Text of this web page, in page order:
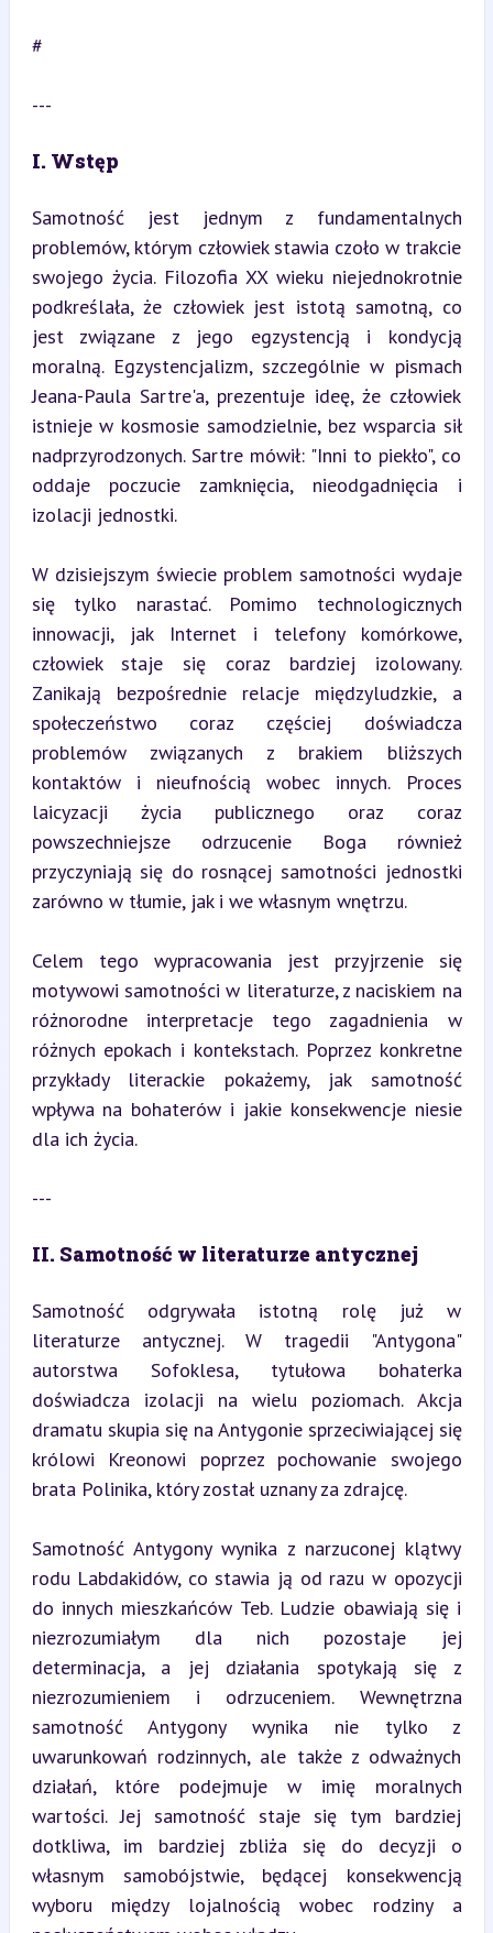
#
---
I. Wstęp
Samotność jest jednym z fundamentalnych
problemów, którym człowiek stawia czoło w trakcie
swojego życia. Filozofia XX wieku niejednokrotnie
podkreślała, że człowiek jest istotą samotną, co
jest związane z jego egzystencją i kondycją
moralną. Egzystencjalizm, szczególnie w pismach
Jeana-Paula Sartre'a, prezentuje ideę, że człowiek
istnieje w kosmosie samodzielnie, bez wsparcia sił
nadprzyrodzonych. Sartre mówił: "Inni to piekło", co
oddaje poczucie zamknięcia, nieodgadnięcia i
izolacji jednostki.
W dzisiejszym świecie problem samotności wydaje
się tylko narastać. Pomimo technologicznych
innowacji, jak Internet i telefony komórkowe,
człowiek staje się coraz bardziej izolowany.
Zanikają bezpośrednie relacje międzyludzkie, a
społeczeństwo coraz częściej doświadcza
problemów związanych z brakiem bliższych
kontaktów i nieufnością wobec innych. Proces
laicyzacji życia publicznego oraz coraz
powszechniejsze odrzucenie Boga również
przyczyniają się do rosnącej samotności jednostki
zarówno w tłumie, jak i we własnym wnętrzu.
Celem tego wypracowania jest przyjrzenie się
motywowi samotności w literaturze, z naciskiem na
różnorodne interpretacje tego zagadnienia w
różnych epokach i kontekstach. Poprzez konkretne
przykłady literackie pokażemy, jak samotność
wpływa na bohaterów i jakie konsekwencje niesie
dla ich życia.
---
II. Samotność w literaturze antycznej
Samotność odgrywała istotną rolę już w
literaturze antycznej. W tragedii "Antygona"
autorstwa Sofoklesa, tytułowa bohaterka
doświadcza izolacji na wielu poziomach. Akcja
dramatu skupia się na Antygonie sprzeciwiającej się
królowi Kreonowi poprzez pochowanie swojego
brata Polinika, który został uznany za zdrajcę.
Samotność Antygony wynika z narzuconej klątwy
rodu Labdakidów, co stawia ją od razu w opozycji
do innych mieszkańców Teb. Ludzie obawiają się i
niezrozumiałym dla nich pozostaje jej
determinacja, a jej działania spotykają się z
niezrozumieniem i odrzuceniem. Wewnętrzna
samotność Antygony wynika nie tylko z
uwarunkowań rodzinnych, ale także z odważnych
działań, które podejmuje w imię moralnych
wartości. Jej samotność staje się tym bardziej
dotkliwa, im bardziej zbliża się do decyzji o
własnym samobójstwie, będącej konsekwencją
wyboru między lojalnością wobec rodziny a